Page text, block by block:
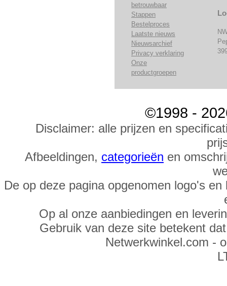
betrouwbaar
Stappen
Bestelproces
Laatste nieuws
Nieuwsarchief
Privacy verklaring
Onze
productgroepen
©1998 -
Disclaimer: alle prijzen en
Afbeeldingen, categorieën en
De op deze pagina opgenomen logo's
Op al onze aanbiedingen en
Gebruik van deze site betekent
Netwerkwinkel.com -